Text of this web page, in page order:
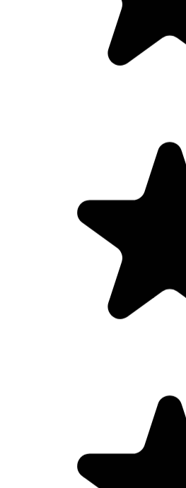
Eure Tantra Journey hat